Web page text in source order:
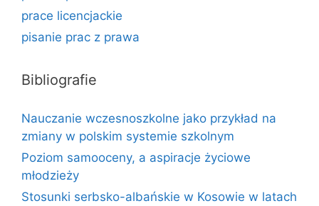
prace licencjackie
pisanie prac z prawa
Bibliografie
Nauczanie wczesnoszkolne jako przykład na
zmiany w polskim systemie szkolnym
Poziom samooceny, a aspiracje życiowe
młodzieży
Stosunki serbsko-albańskie w Kosowie w latach